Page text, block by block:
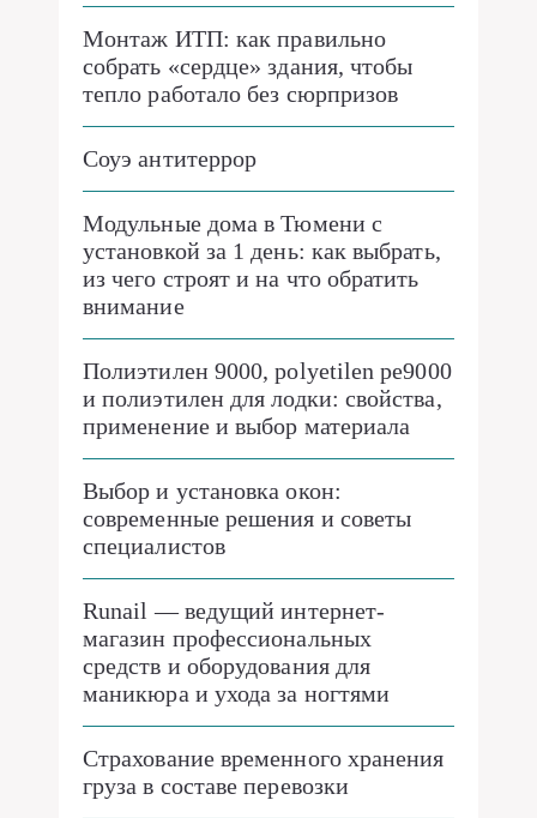
Монтаж ИТП: как правильно
собрать «сердце» здания, чтобы
тепло работало без сюрпризов
Соуэ антитеррор
Модульные дома в Тюмени с
установкой за 1 день: как выбрать,
из чего строят и на что обратить
внимание
Полиэтилен 9000, polyetilen pe9000
и полиэтилен для лодки: свойства,
применение и выбор материала
Выбор и установка окон:
современные решения и советы
специалистов
Runail — ведущий интернет-
магазин профессиональных
средств и оборудования для
маникюра и ухода за ногтями
Страхование временного хранения
груза в составе перевозки